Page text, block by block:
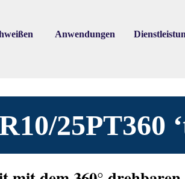
▼
Anwendungen ▼
25PT360